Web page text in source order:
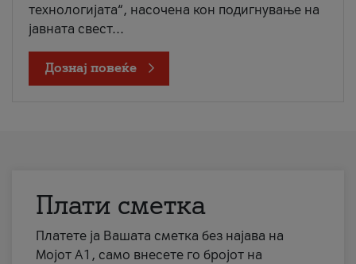
технологијата“, насочена кон подигнување на
јавната свест...
Дознај повеќе
Плати сметка
Платете ја Вашата сметка без најава на
Мојот А1, само внесете го бројот на